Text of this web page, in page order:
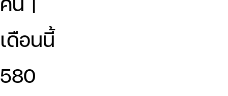
เดือนนี้
580